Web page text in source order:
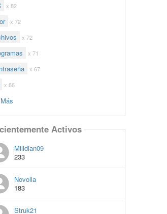
x 82
x 72
x 72
x 71
x 67
x 66
Activos
Milidian09
233
Novolla
183
Struk21